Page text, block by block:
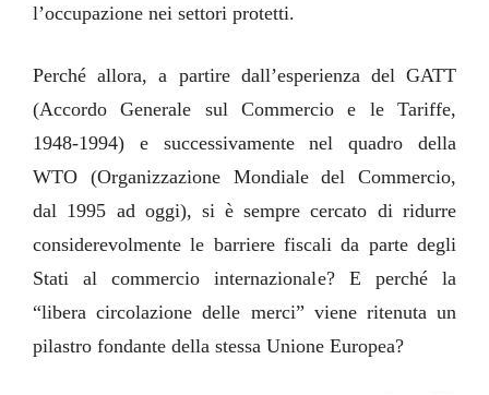
l’occupazione nei settori protetti.
Perché allora, a partire dall’esperienza del GATT
(Accordo Generale sul Commercio e le Tariffe,
1948-1994) e successivamente nel quadro della
WTO (Organizzazione Mondiale del Commercio,
dal 1995 ad oggi), si è sempre cercato di ridurre
considerevolmente le barriere fiscali da parte degli
Stati al commercio internazionale? E perché la
“libera circolazione delle merci” viene ritenuta un
pilastro fondante della stessa Unione Europea?